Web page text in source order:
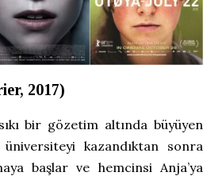
2017)
bir gözetim altında büyüyen
kazandıktan sonra
başlar ve hemcinsi Anja’ya